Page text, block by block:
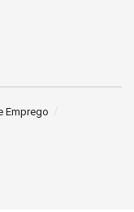
Emprego